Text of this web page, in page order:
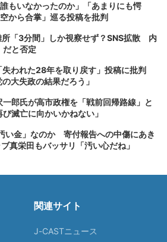
もいなかったのか」「あまりにも愕
から合掌」巡る投稿を批判
所「3分間」しか視察せず？SNS拡散 内
だと否定
失われた28年を取り戻す」投稿に批判
大失政の結果だろう」
郎氏が高市政権を「戦前回帰路線」と
滅亡に向かいかねない」
い金」なのか 寄付報告への中傷にあき
真栄田もバッサリ「汚い心だね」
関連サイト
J-CASTニュース